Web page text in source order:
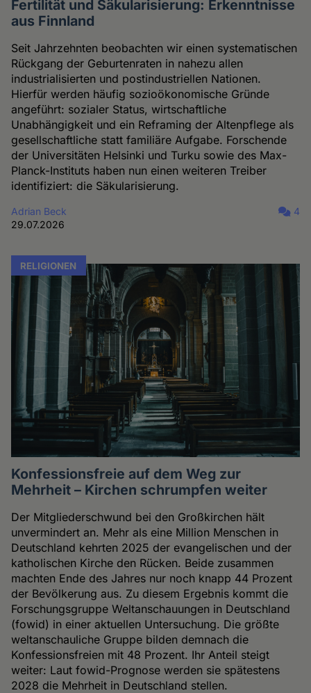
Fertilität und Säkularisierung: Erkenntnisse
aus Finnland
Seit Jahrzehnten beobachten wir einen systematischen
Rückgang der Geburtenraten in nahezu allen
industrialisierten und postindustriellen Nationen.
Hierfür werden häufig sozioökonomische Gründe
angeführt: sozialer Status, wirtschaftliche
Unabhängigkeit und ein Reframing der Altenpflege als
gesellschaftliche statt familiäre Aufgabe. Forschende
der Universitäten Helsinki und Turku sowie des Max-
Planck-Instituts haben nun einen weiteren Treiber
identifiziert: die Säkularisierung.
Adrian Beck
29.07.2026
4
RELIGIONEN
Konfessionsfreie auf dem Weg zur
Mehrheit – Kirchen schrumpfen weiter
Der Mitgliederschwund bei den Großkirchen hält
unvermindert an. Mehr als eine Million Menschen in
Deutschland kehrten 2025 der evangelischen und der
katholischen Kirche den Rücken. Beide zusammen
machten Ende des Jahres nur noch knapp 44 Prozent
der Bevölkerung aus. Zu diesem Ergebnis kommt die
Forschungsgruppe Weltanschauungen in Deutschland
(fowid) in einer aktuellen Untersuchung. Die größte
weltanschauliche Gruppe bilden demnach die
Konfessionsfreien mit 48 Prozent. Ihr Anteil steigt
weiter: Laut fowid-Prognose werden sie spätestens
2028 die Mehrheit in Deutschland stellen.